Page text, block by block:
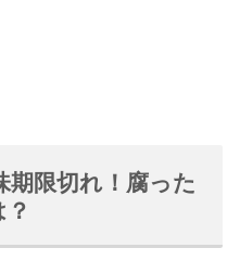
限切れ！腐った